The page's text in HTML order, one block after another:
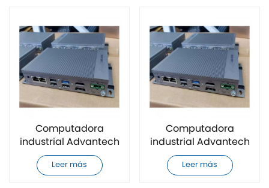
Computadora
industrial Advantech
UNO-137-E13BA
completamente
Leer más
Computadora
industrial Advantech
UNO-127-E23BA
completamente
Leer más